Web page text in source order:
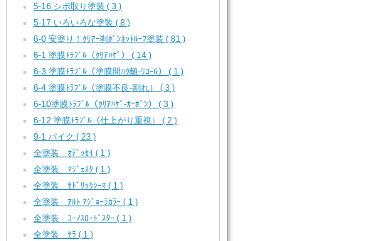
5-16 シボ取り塗装 ( 3 )
5-17 いろいろな塗装 ( 8 )
6-0 安塗り！ｸﾘｱｰ剥ﾎﾞﾝﾈｯﾄﾙｰﾌ塗装 ( 81 )
6-1 塗膜ﾄﾗﾌﾞﾙ（ｸﾘｱﾊｹﾞ） ( 14 )
6-3 塗膜ﾄﾗﾌﾞﾙ（塗膜間ﾊｸ離-ﾘｺｰﾙ） ( 1 )
6-4 塗膜ﾄﾗﾌﾞﾙ（塗膜不良-割れ） ( 3 )
6-10塗膜ﾄﾗﾌﾞﾙ（ｸﾘｱﾊｹﾞ-ｶｰﾎﾞﾝ） ( 3 )
6-12 塗膜ﾄﾗﾌﾞﾙ（仕上がり重視） ( 2 )
9-1 バイク ( 23 )
全塗装 ｵﾃﾞｯｾｲ ( 1 )
全塗装 ﾏｼﾞｪｽﾀ ( 1 )
全塗装 ｾﾄﾞﾘｯｸｼｰﾏ ( 1 )
全塗装 ｱﾙﾄ ﾏｼﾞｮｰﾗｶﾗｰ ( 1 )
全塗装 ﾕｰﾉｽﾛｰﾄﾞｽﾀｰ ( 1 )
全塗装 ｾﾗ ( 1 )